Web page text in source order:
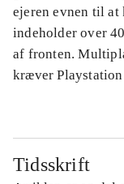
ejeren evnen til
indeholder over
af fronten.
kræver Playstation
Tidsskrift